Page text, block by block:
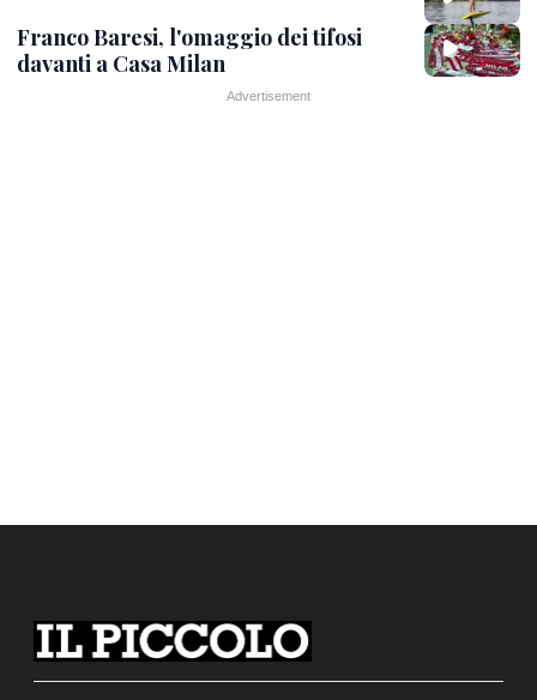
Franco Baresi, l'omaggio dei tifosi
davanti a Casa Milan